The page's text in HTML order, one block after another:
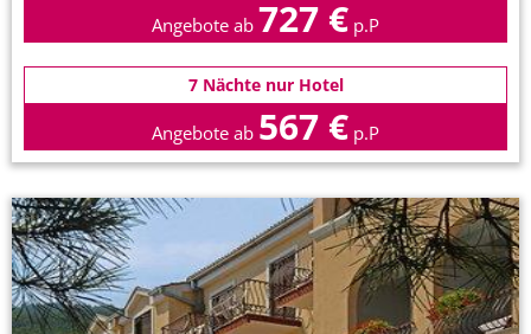
Angebote ab 727 € p.P
7 Nächte nur Hotel
Angebote ab 567 € p.P